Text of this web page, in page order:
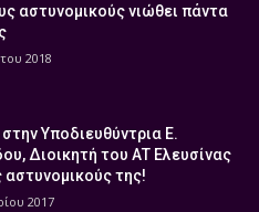
αστυνομικούς νιώθει πάντα
2018
Υποδιευθύντρια Ε.
Διοικητή του ΑΤ Ελευσίνας
αστυνομικούς της!
2017